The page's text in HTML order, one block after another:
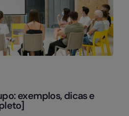
exemplos, dicas e